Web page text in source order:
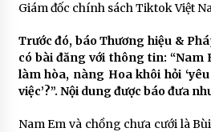
Giám đốc chính sách Tiktok Việt
Trước đó, báo Thương hiệu &
có bài đăng với thông tin: “Nam
làm hòa, nàng Hoa khôi hỏi
việc’?”. Nội dung được báo đưa
Nam Em và chồng chưa cưới là